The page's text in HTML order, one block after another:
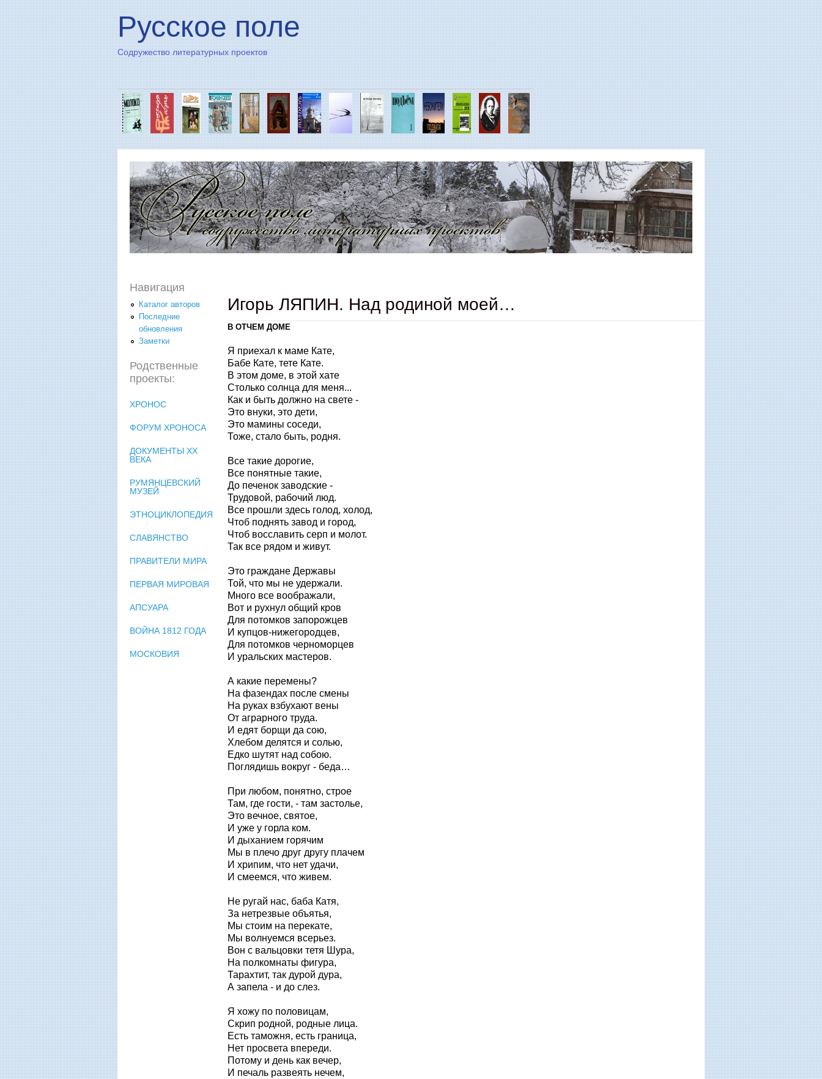
Русское поле
Содружество литературных проектов
Игорь ЛЯПИН. Над родиной моей…
В ОТЧЕМ ДОМЕ
Я приехал к маме Кате,
Бабе Кате, тете Кате.
В этом доме, в этой хате
Столько солнца для меня...
Как и быть должно на свете -
Это внуки, это дети,
Это мамины соседи,
Тоже, стало быть, родня.
Все такие дорогие,
Все понятные такие,
До печенок заводские -
Трудовой, рабочий люд.
Все прошли здесь голод, холод,
Чтоб поднять завод и город,
Чтоб восславить серп и молот.
Так все рядом и живут.
Это граждане Державы
Той, что мы не удержали.
Много все воображали,
Вот и рухнул общий кров
Для потомков запорожцев
И купцов-нижегородцев,
Для потомков черноморцев
И уральских мастеров.
А какие перемены?
На фазендах после смены
На руках взбухают вены
От аграрного труда.
И едят борщи да сою,
Хлебом делятся и солью,
Едко шутят над собою.
Поглядишь вокруг - беда…
При любом, понятно, строе
Там, где гости, - там застолье,
Это вечное, святое,
И уже у горла ком.
И дыханием горячим
Мы в плечо друг другу плачем
И хрипим, что нет удачи,
И смеемся, что живем.
Не ругай нас, баба Катя,
За нетрезвые объятья,
Мы стоим на перекате,
Мы волнуемся всерьез.
Вон с вальцовки тетя Шура,
На полкомнаты фигура,
Тарахтит, так дурой дура,
А запела - и до слез.
Я хожу по половицам,
Скрип родной, родные лица.
Есть таможня, есть граница,
Нет просвета впереди.
Потому и день как вечер,
И печаль развеять нечем,
Навигация
Каталог авторов
Последние
обновления
Заметки
Родственные
проекты:
ХРОНОС
ФОРУМ ХРОНОСА
ДОКУМЕНТЫ XX
ВЕКА
РУМЯНЦЕВСКИЙ
МУЗЕЙ
ЭТНОЦИКЛОПЕДИЯ
СЛАВЯНСТВО
ПРАВИТЕЛИ МИРА
ПЕРВАЯ МИРОВАЯ
АПСУАРА
ВОЙНА 1812 ГОДА
МОСКОВИЯ